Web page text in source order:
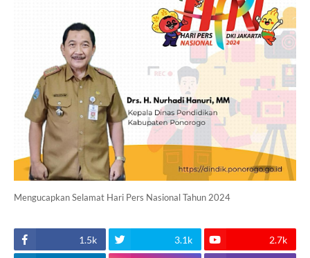
Mengucapkan Selamat Hari Pers Nasional Tahun 2024
1.5k 3.1k 2.7k